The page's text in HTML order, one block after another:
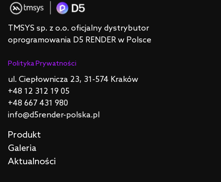
TMSYS sp. z o.o. oficjalny dystrybutor
oprogramowania D5 RENDER w Polsce
Polityka Prywatności
ul. Ciepłownicza 23, 31-574 Kraków
+48 12 312 19 05
+48 667 431 980
info@d5render-polska.pl
Produkt
Galeria
Aktualności